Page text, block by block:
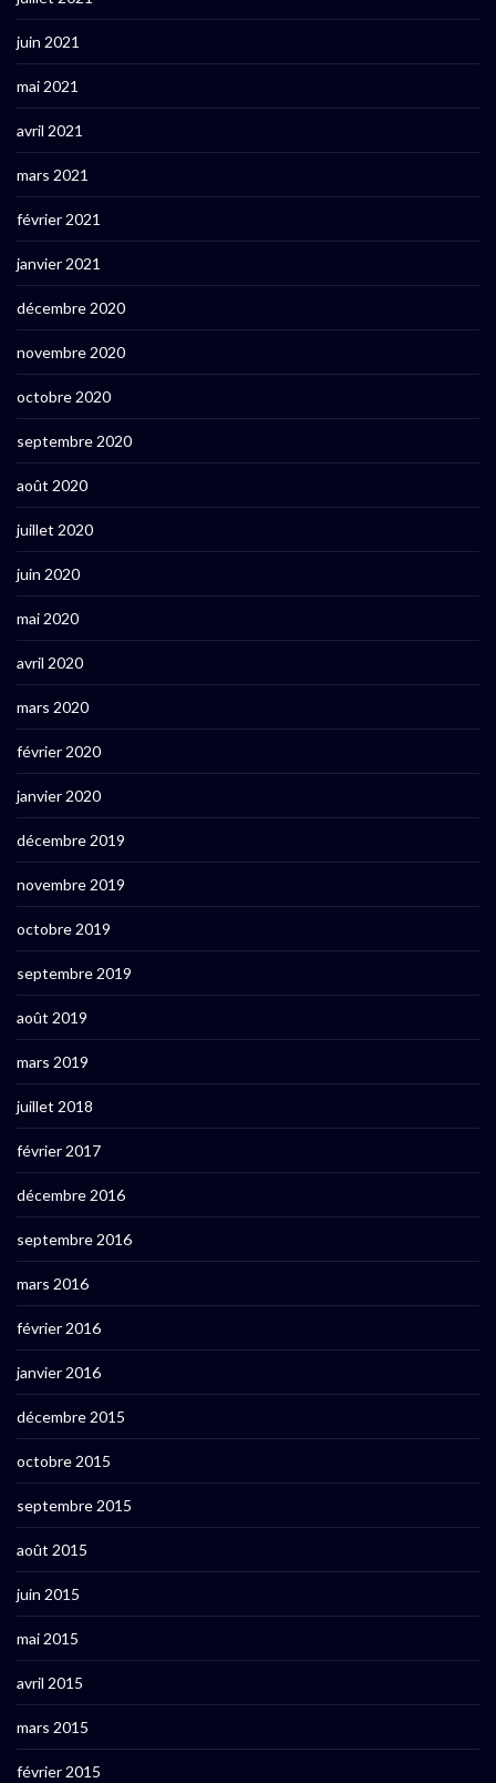
juin 2021
mai 2021
avril 2021
mars 2021
février 2021
janvier 2021
décembre 2020
novembre 2020
octobre 2020
septembre 2020
août 2020
juillet 2020
juin 2020
mai 2020
avril 2020
mars 2020
février 2020
janvier 2020
décembre 2019
novembre 2019
octobre 2019
septembre 2019
août 2019
mars 2019
juillet 2018
février 2017
décembre 2016
septembre 2016
mars 2016
février 2016
janvier 2016
décembre 2015
octobre 2015
septembre 2015
août 2015
juin 2015
mai 2015
avril 2015
mars 2015
février 2015